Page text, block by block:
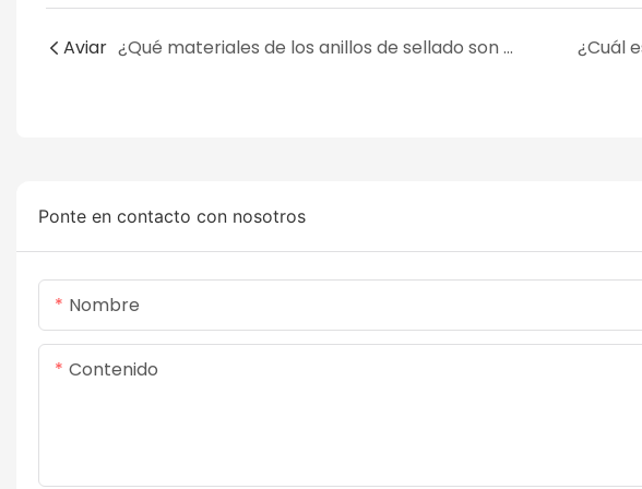
Aviar ¿Qué materiales de los anillos de sellado son resistentes a la humedad?
Ponte en contacto con nosotros
Nombre
Contenido